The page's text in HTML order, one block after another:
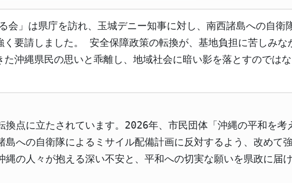
会」は県庁を訪れ、玉城デニー知事に対し、南西諸島への自衛
要請しました。 安全保障政策の転換が、基地負担に苦しみな
沖縄県民の思いと乖離し、地域社会に暗い影を落とすのでは
点に立たされています。2026年、市民団体「沖縄の平和を考
への自衛隊によるミサイル配備計画に反対するよう、改めて
の人々が抱える深い不安と、平和への切実な願いを県政に届